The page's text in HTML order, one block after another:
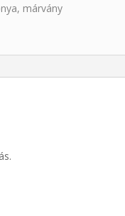
, márvány